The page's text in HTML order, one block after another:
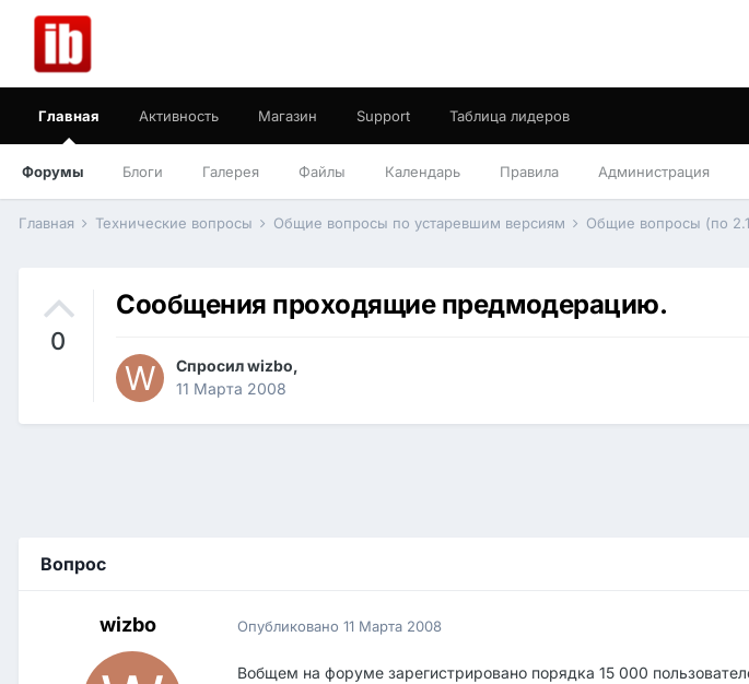
Главная
Форумы Блоги Галерея Файлы Календарь Правила Администрация
Активность Магазин Support Таблица лидеров
Главная Технические вопросы Общие вопросы по устаревшим версиям Общие вопросы (по
0
Сообщения проходящие предмодерацию.
Спросилwizbo,
11 Марта 2008
Вопрос
wizbo Опубликовано 11 Марта 2008
Вобщем на форуме зарегистрировано порядка 15 000